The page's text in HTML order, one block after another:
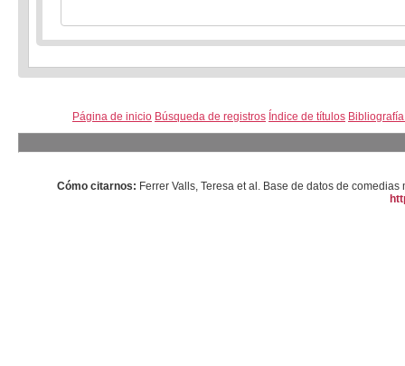
Página de inicio Búsqueda de registros Índice de títulos
Cómo citarnos: Ferrer Valls, Teresa et al. Base de datos de